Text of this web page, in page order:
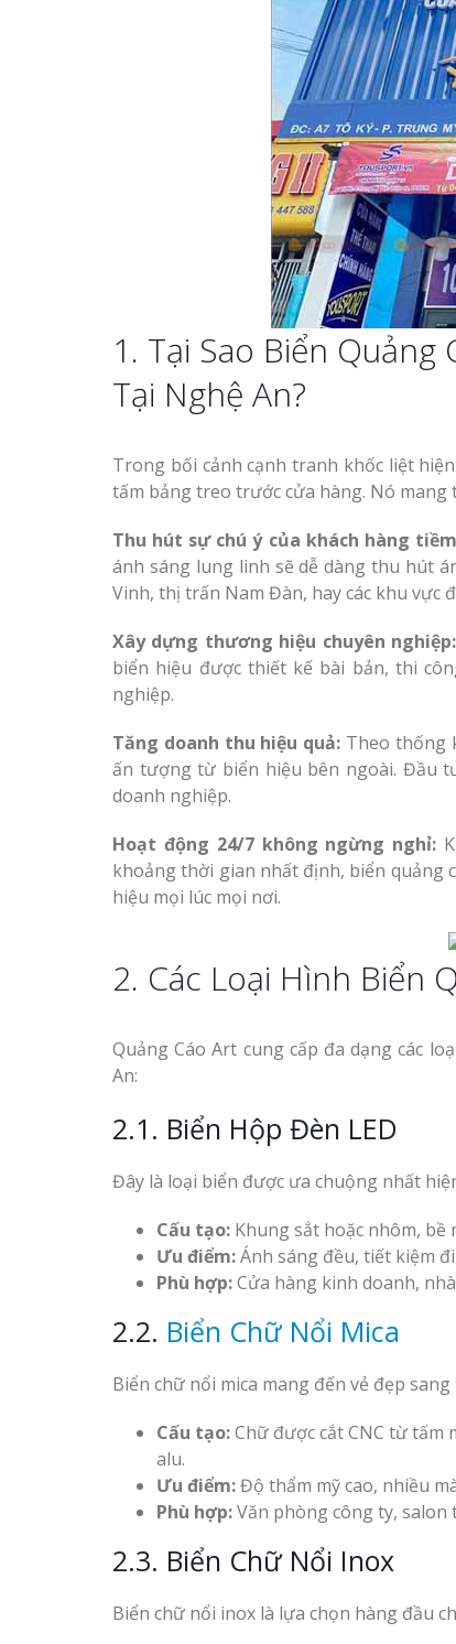
1. Tại Sao Biển
Tại Nghệ An?
Trong bối cảnh cạnh tranh khốc liệt
tấm bảng treo trước cửa hàng. Nó
Thu hút sự chú ý của khách hàng
ánh sáng lung linh sẽ dễ dàng thu hút
Vinh, thị trấn Nam Đàn, hay các khu vực
Xây dựng thương hiệu chuyên nghiệp:
biển hiệu được thiết kế bài bản, thi
nghiệp.
Tăng doanh thu hiệu quả: Theo thống
ấn tượng từ biển hiệu bên ngoài. Đầu
doanh nghiệp.
Hoạt động 24/7 không ngừng nghỉ:
khoảng thời gian nhất định, biển quảng
hiệu mọi lúc mọi nơi.
2. Các Loại Hình Biển
Quảng Cáo Art cung cấp đa dạng các
An:
2.1. Biển Hộp Đèn LED
Đây là loại biển được ưa chuộng nhất
Cấu tạo: Khung sắt hoặc nhôm, bề
Ưu điểm:Ánh sáng đều, tiết kiệm
Phù hợp:Cửa hàng kinh doanh,
2.2. Biển Chữ Nổi Mica
Biển chữ nổi mica mang đến vẻ đẹp
Cấu tạo:Chữ được cắt CNC từ tấm
alu.
Ưu điểm:Độ thẩm mỹ cao, nhiều
Phù hợp:Văn phòng công ty, salon
2.3. Biển Chữ Nổi Inox
Biển chữ nổi inox là lựa chọn hàng đầu